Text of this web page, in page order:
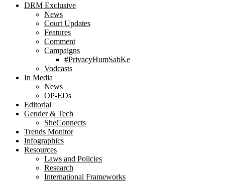
DRM Exclusive
News
Court Updates
Features
Comment
Campaigns
#PrivacyHumSabKe
Vodcasts
In Media
News
OP-EDs
Editorial
Gender & Tech
SheConnects
Trends Monitor
Infographics
Resources
Laws and Policies
Research
International Frameworks